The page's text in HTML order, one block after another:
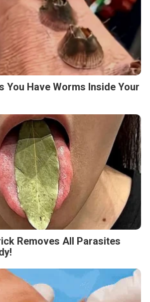
You Have Worms Inside Your
Removes All Parasites